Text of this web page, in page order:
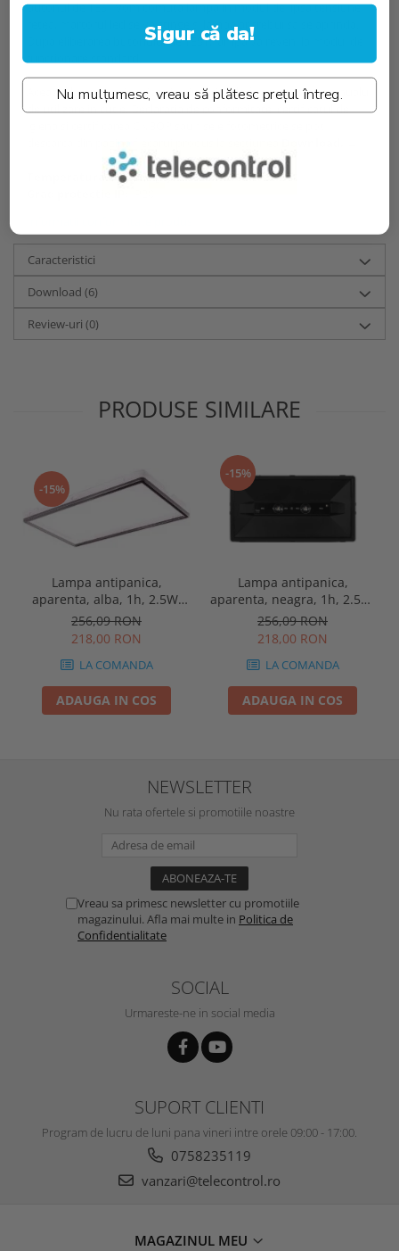
butonul de TEST vom comuta lampa in modul de lipsa tensiune
retea, martorul led se va stinge si lampa ar trebui sa se aprinda.
Dupa eliberarea butonului de TEST, lampa va reveni la modul de
Aceasta lampa antipanica vine insotita de fisa tehnica si manualul
de utilizare in cutie. Declaratia de conformitate, certificatul de
Temperatura culoare [K]::5000K
Caracteristici
Download (6)
Review-uri (0)
PRODUSE SIMILARE
-15%
Lampa antipanica,
aparenta, alba, 1h, 2.5W,
nementinut, test manual,
IP44, lentile punct de
siguranta, Intelight 86872
256,09 RON
218,00 RON
LA COMANDA
ADAUGA IN COS
-15%
Lampa antipanica,
aparenta, neagra, 1h, 2.5W,
nementinut, test manual,
IP44, lentile punct de
siguranta, Intelight 86878
256,09 RON
218,00 RON
LA COMANDA
ADAUGA IN COS
NEWSLETTER
Nu rata ofertele si promotiile noastre
Vreau sa primesc newsletter cu promotiile
magazinului. Afla mai multe in Politica de
Confidentialitate
SOCIAL
Urmareste-ne in social media
SUPORT CLIENTI
Program de lucru de luni pana vineri intre orele 09:00 - 17:00.
0758235119
vanzari@telecontrol.ro
MAGAZINUL MEU
Sigur că da!
Nu mulțumesc, vreau să plătesc prețul întreg.